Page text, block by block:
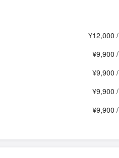
¥12,000
¥9,900
¥9,900
¥9,900
¥9,900